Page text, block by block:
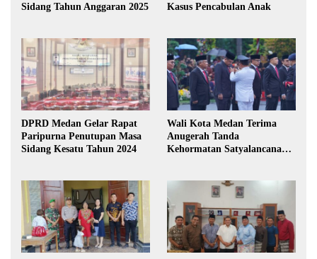
Sidang Tahun Anggaran 2025
Kasus Pencabulan Anak
DPRD Medan Gelar Rapat
Paripurna Penutupan Masa
Sidang Kesatu Tahun 2024
Wali Kota Medan Terima
Anugerah Tanda
Kehormatan Satyalancana